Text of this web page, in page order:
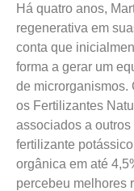
Há quatro anos,
regenerativa em
conta que
forma a gerar um
de microrganismos.
os Fertilizantes
associados a
fertilizante
orgânica em até
percebeu melhores